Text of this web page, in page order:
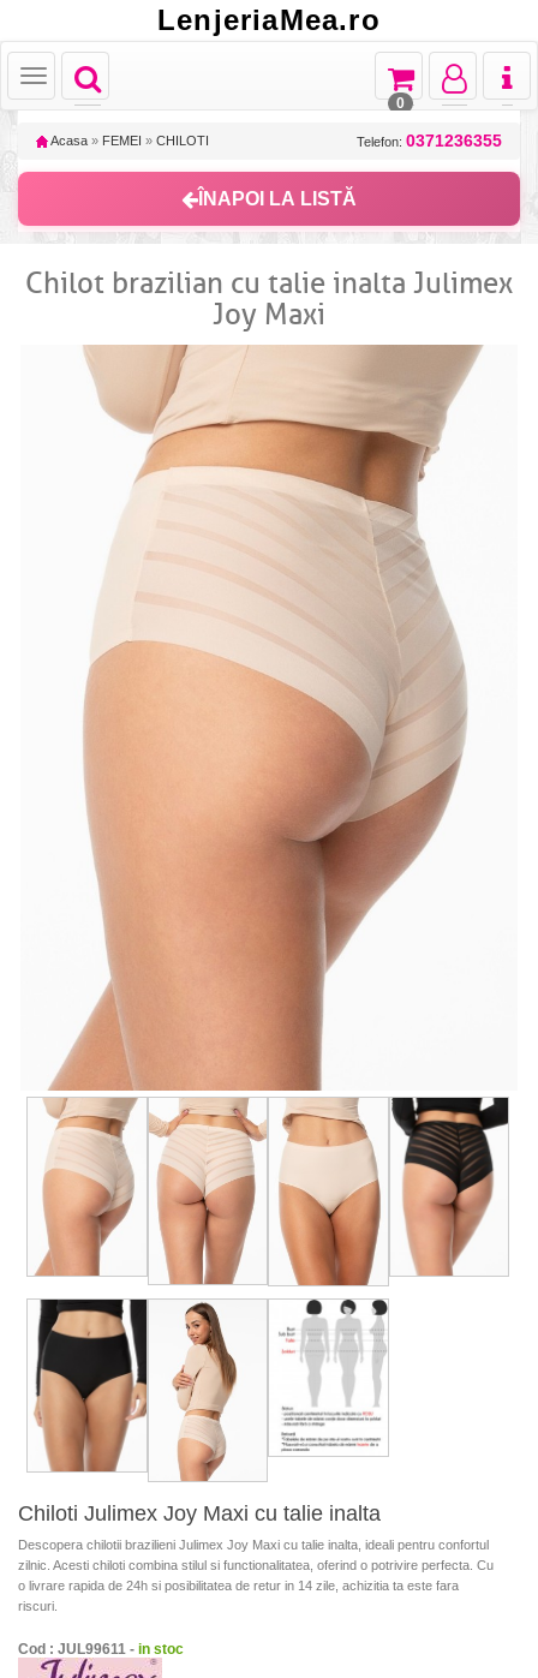
LenjeriaMea.ro
Toggle
navigation
Toggle
Toggle
navigation
Toggle
navigation
Toggle
navigation
0
Acasa » FEMEI » CHILOTI Telefon: 0371236355
ÎNAPOI LA LISTĂ
Chilot brazilian cu talie inalta Julimex
Joy Maxi
Chiloti Julimex Joy Maxi cu talie inalta
Descopera chilotii brazilieni Julimex Joy Maxi cu talie inalta, ideali pentru confortul
zilnic. Acesti chiloti combina stilul si functionalitatea, oferind o potrivire perfecta. Cu
o livrare rapida de 24h si posibilitatea de retur in 14 zile, achizitia ta este fara
riscuri.
Cod : JUL99611 - in stoc